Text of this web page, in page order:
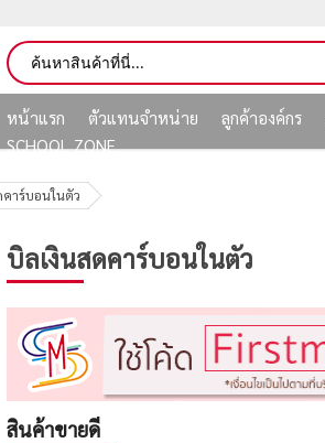
หน้าแรก ตัวแทนจำหน่าย ลูกค้าองค์กร
SCHOOL ZONE
าร์บอนในตัว
บิลเงินสดคาร์บอนในตัว
สินค้าขายดี